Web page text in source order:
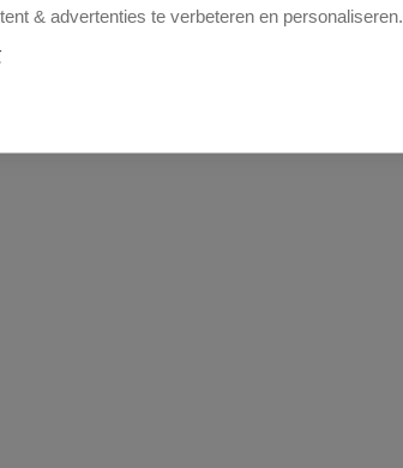
& advertenties te verbeteren en personaliseren.